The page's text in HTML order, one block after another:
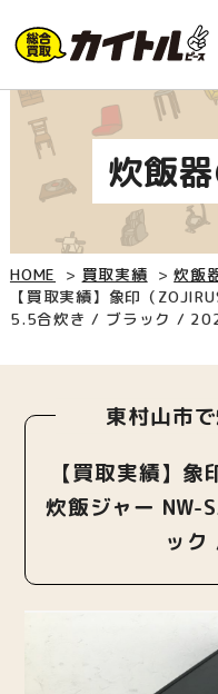
炊飯
HOME 買取実績 炊飯
【買取実績】象印（
5.5合炊き / ブラック /
東村山市
【買取実績】
炊飯ジャー
ッ